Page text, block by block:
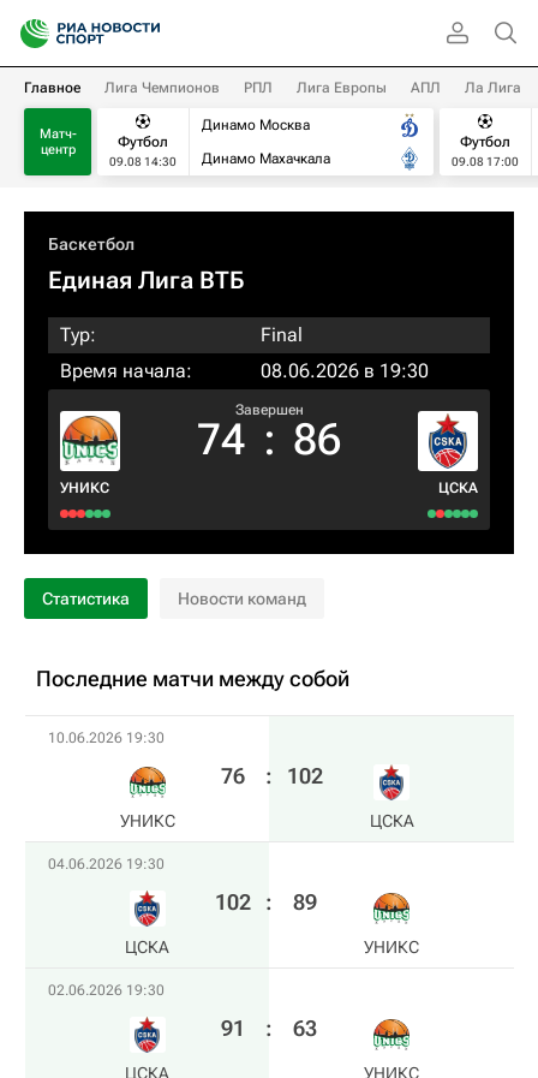
Главное Лига Чемпионов РПЛ Лига Европы АПЛ Ла Лига
Матч-
центр
Футбол
09.08 14:30
Динамо Москва
Динамо Махачкала
Футбол
09.08 17:00
Баскетбол
Единая Лига ВТБ
Тур:
Final
Время начала:
08.06.2026 в 19:30
УНИКС
Завершен
74 : 86
ЦСКА
Статистика Новости команд
Последние матчи между собой
10.06.2026 19:30
УНИКС
76 : 102
ЦСКА
04.06.2026 19:30
ЦСКА
102 : 89
УНИКС
02.06.2026 19:30
ЦСКА
91 : 63
УНИКС